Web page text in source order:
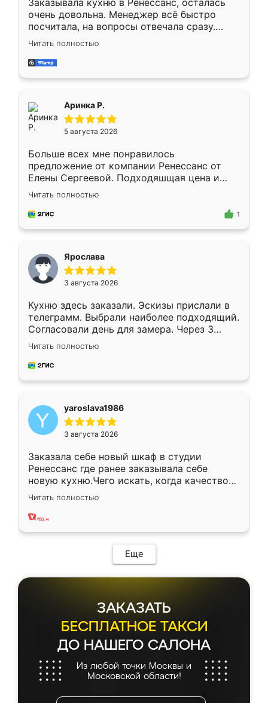
Заказывала кухню в Ренессанс, осталась
очень довольна. Менеджер всё быстро
посчитала, на вопросы отвечала сразу.
Замерщик приехал в субботу, подошёл к
делу со всей ответственностью. Собрали
за день, ребята работали аккуратно, даже
Читать полностью
Аринка Р.
5 августа 2026
Больше всех мне понравилось
предложение от компании Ренессанс от
Елены Сергеевой. Подходяшщая цена и
короткие сроки изготовления. Приехавший
для замера сотрудник Владислав
предложил по моему эскизу самый
Читать полностью
1
Ярослава
3 августа 2026
Кухню здесь заказали. Эскизы прислали в
телеграмм. Выбрали наиболее подходящий.
Согласовали день для замера. Через 3
недели кухня была уже готова. Остались
довольны работой. Спасибо Ренессанс
мебель за качественную работу!
Читать полностью
yaroslava1986
3 августа 2026
Заказала себе новый шкаф в студии
Ренессанс где ранее заказывала себе
новую кухню.Чего искать, когда качеством
вполне довольна. Служит кухня уже почти
два года, нареканий нет.
Читать полностью
Еще
ЗАКАЗАТЬ
БЕСПЛАТНОЕ ТАКСИ
ДО НАШЕГО САЛОНА
Из любой точки Москвы и
Московской области!